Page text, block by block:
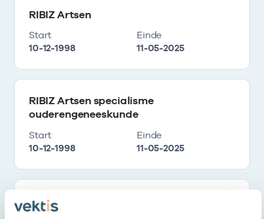
RIBIZ Artsen
Start
10-12-1998
Einde
11-05-2025
RIBIZ Artsen specialisme
ouderengeneeskunde
Start
10-12-1998
Einde
11-05-2025
KNMG SCEN-arts